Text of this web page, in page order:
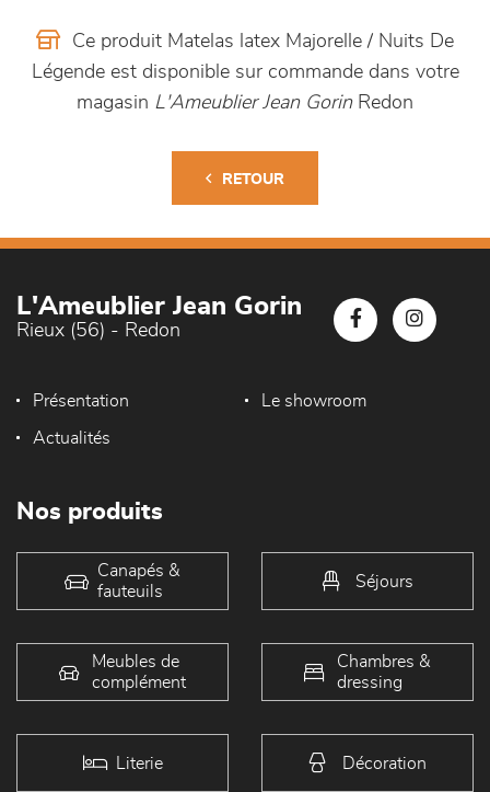
Ce produit Matelas latex Majorelle / Nuits De
Légende est disponible sur commande dans votre
magasin L'Ameublier Jean GorinRedon
RETOUR
L'Ameublier Jean Gorin
Rieux (56) - Redon
Présentation Le showroom
Actualités
Nos produits
Canapés &
fauteuils
Séjours
Meubles de
complément
Chambres &
dressing
Literie Décoration